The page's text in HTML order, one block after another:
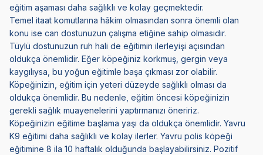
eğitim aşaması daha sağlıklı ve kolay geçmektedir.
Temel itaat komutlarına hâkim olmasından sonra önemli olan
konu ise can dostunuzun çalışma etiğine sahip olmasıdır.
Tüylü dostunuzun ruh hali de eğitimin ilerleyişi açısından
oldukça önemlidir. Eğer köpeğiniz korkmuş, gergin veya
kaygılıysa, bu yoğun eğitimle başa çıkması zor olabilir.
Köpeğinizin, eğitim için yeteri düzeyde sağlıklı olması da
oldukça önemlidir. Bu nedenle, eğitim öncesi köpeğinizin
gerekli sağlık muayenelerini yaptırmanızı öneririz.
Köpeğinizin eğitime başlama yaşı da oldukça önemlidir. Yavru
K9 eğitimi daha sağlıklı ve kolay ilerler. Yavru polis köpeği
eğitimine 8 ila 10 haftalık olduğunda başlayabilirsiniz. Pozitif